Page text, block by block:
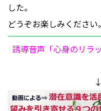
した。
どうぞお楽しみください。
誘導音声「心身のリラ